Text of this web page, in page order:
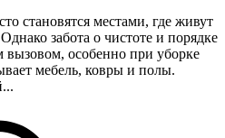
становятся местами, где живут
забота о чистоте и порядке
вызовом, особенно при уборке
мебель, ковры и полы.